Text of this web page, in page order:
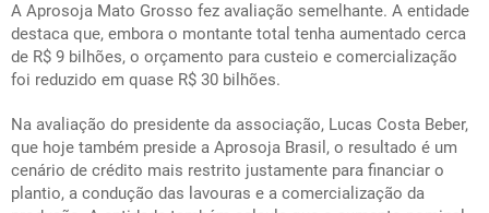
A Aprosoja Mato Grosso fez avaliação semelhante. A entidade
destaca que, embora o montante total tenha aumentado cerca
de R$ 9 bilhões, o orçamento para custeio e comercialização
foi reduzido em quase R$ 30 bilhões.
Na avaliação do presidente da associação, Lucas Costa Beber,
que hoje também preside a Aprosoja Brasil, o resultado é um
cenário de crédito mais restrito justamente para financiar o
plantio, a condução das lavouras e a comercialização da